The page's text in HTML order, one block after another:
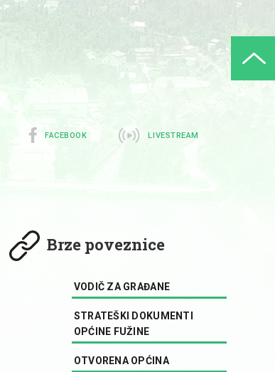
FACEBOOK LIVESTREAM
Brze poveznice
VODIČ ZA GRAĐANE
STRATEŠKI DOKUMENTI
OPĆINE FUŽINE
OTVORENA OPĆINA